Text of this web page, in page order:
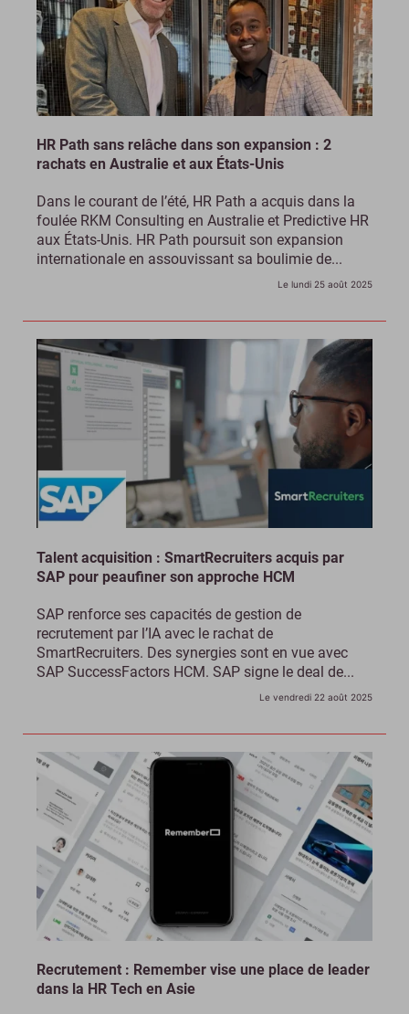
HR Path sans relâche dans son expansion : 2
rachats en Australie et aux États-Unis
Dans le courant de l’été, HR Path a acquis dans la
foulée RKM Consulting en Australie et Predictive HR
aux États-Unis. HR Path poursuit son expansion
internationale en assouvissant sa boulimie de...
Le lundi 25 août 2025
Talent acquisition : SmartRecruiters acquis par
SAP pour peaufiner son approche HCM
SAP renforce ses capacités de gestion de
recrutement par l’IA avec le rachat de
SmartRecruiters. Des synergies sont en vue avec
SAP SuccessFactors HCM. SAP signe le deal de...
Le vendredi 22 août 2025
Recrutement : Remember vise une place de leader
dans la HR Tech en Asie